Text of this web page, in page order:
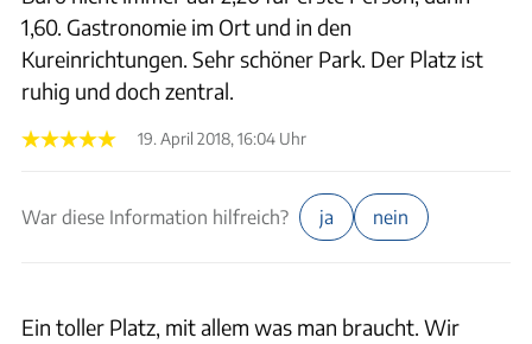
1,60. Gastronomie im Ort und in den
Kureinrichtungen. Sehr schöner Park. Der Platz ist
ruhig und doch zentral.
19. April 2018, 16:04 Uhr
War diese Information hilfreich? ja nein
Ein toller Platz, mit allem was man braucht. Wir